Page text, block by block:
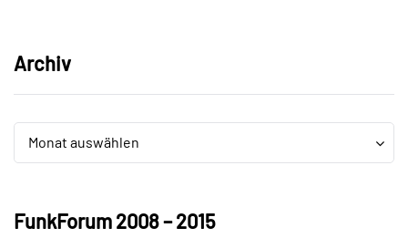
Archiv
Archiv
Monat auswählen
Archiv
FunkForum 2008 – 2015